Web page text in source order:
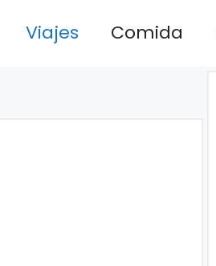
Viajes Comida